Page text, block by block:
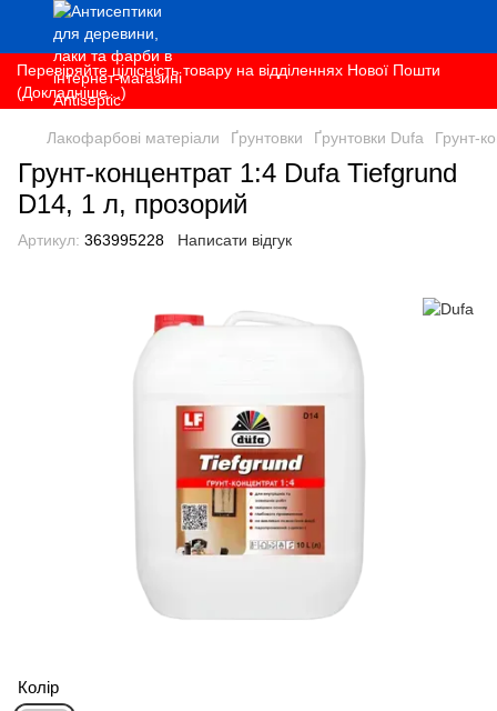
Перевіряйте цілісність товару на відділеннях Нової Пошти
(Докладніше...)
Лакофарбові матеріали Ґрунтовки Ґрунтовки Dufa Грунт-
Грунт-концентрат 1:4 Dufa Tiefgrund
D14, 1 л, прозорий
Артикул: 363995228 Написати відгук
Колір